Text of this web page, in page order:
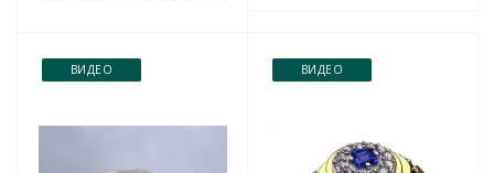
ВИДЕО ВИДЕО